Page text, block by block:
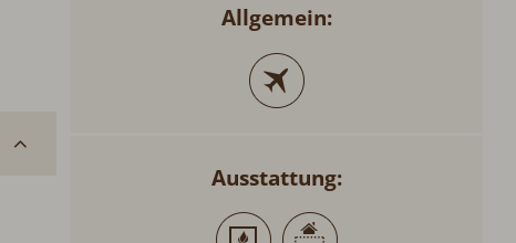
Allgemein:
Ausstattung: